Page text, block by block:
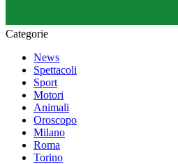
Categorie
News
Spettacoli
Sport
Motori
Animali
Oroscopo
Milano
Roma
Torino